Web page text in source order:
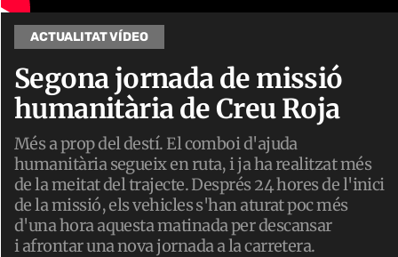
ACTUALITAT VÍDEO
Segona jornada de missió
humanitària de Creu Roja
Més a prop del destí. El comboi d'ajuda
humanitària segueix en ruta, i ja ha realitzat més
de la meitat del trajecte. Després 24 hores de l'inici
de la missió, els vehicles s'han aturat poc més
d'una hora aquesta matinada per descansar
i afrontar una nova jornada a la carretera.